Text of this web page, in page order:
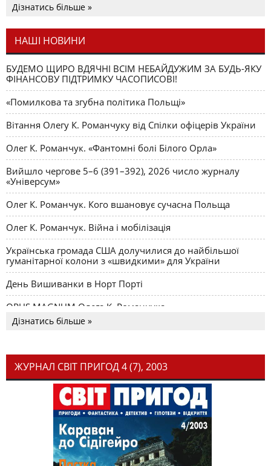
Дізнатись більше »
НАШІ НОВИНИ
БУДЕМО ЩИРО ВДЯЧНІ ВСІМ НЕБАЙДУЖИМ ЗА БУДЬ-ЯКУ
ФІНАНСОВУ ПІДТРИМКУ ЧАСОПИСОВІ!
«Помилкова та згубна політика Польщі»
Вітання Олегу К. Романчуку від Спілки офіцерів України
Олег К. Романчук. «Фантомні болі Білого Орла»
Вийшло чергове 5–6 (391–392), 2026 число журналу
«Універсум»
Олег К. Романчук. Кого вшановує сучасна Польща
Олег К. Романчук. Війна і мобілізація
Українська громада США долучилися до найбільшої
гуманітарної колони з «швидкими» для України
День Вишиванки в Норт Порті
OPUS MAGNUM Олега К. Романчука
Дізнатись більше »
ЖУРНАЛ СВІТ ПРИГОД 4 (7), 2003